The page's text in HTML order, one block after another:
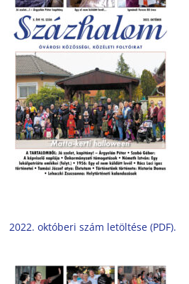
2022. októberi szám letöltése (PDF).